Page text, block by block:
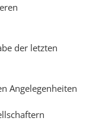
der letzten
Angelegenheiten